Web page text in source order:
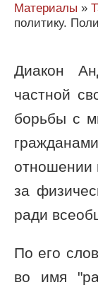
Материалы »
политику.
Диакон
частной
борьбы с
отношении
за
ради
По его
во имя